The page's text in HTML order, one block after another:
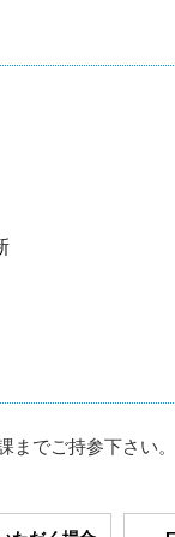
までご持参下さい